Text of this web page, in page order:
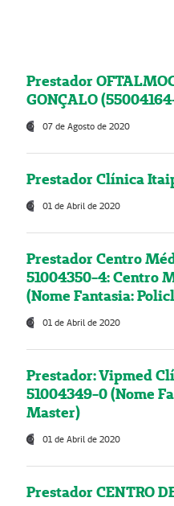
Prestador
GONÇALO
07 de Agosto de 2020
Prestador Clínica
01 de Abril de 2020
Prestador Centro
51004350-4: Centro
(Nome Fantasia:
01 de Abril de 2020
Prestador: Vipmed
51004349-0 (Nome
Master)
01 de Abril de 2020
Prestador CENTRO